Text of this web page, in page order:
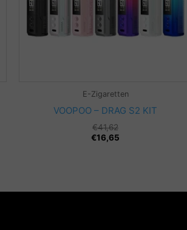
E-Zigaretten
VOOPOO – DRAG S2 KIT
€41,62
€16,65